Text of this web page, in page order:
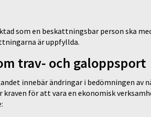
som en beskattningsbar person ska
är uppfyllda.
trav- och galoppsport
innebär ändringar i bedömningen av
för att vara en ekonomisk